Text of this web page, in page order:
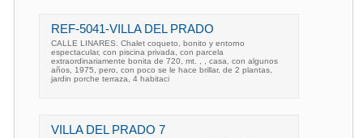
REF-5041-VILLA DEL PRADO
CALLE LINARES. Chalet coqueto, bonito y entorno
espectacular, con piscina privada, con parcela
extraordinariamente bonita de 720, mt. , , casa, con algunos
años, 1975, pero, con poco se le hace brillar, de 2 plantas,
jardin porche terraza, 4 habitaci
VILLA DEL PRADO 7